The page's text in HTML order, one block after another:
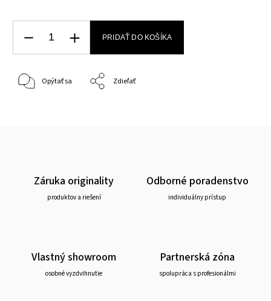
PRIDAŤ DO KOŠÍKA
Opýtať sa Zdieľať
Záruka originality
produktov a riešení
Odborné poradenstvo
individuálny prístup
Vlastný showroom
osobné vyzdvihnutie
Partnerská zóna
spolupráca s profesionálmi